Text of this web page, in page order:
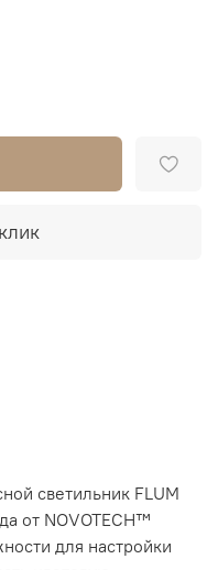
светильник FLUM
от NOVOTECH™
для настройки